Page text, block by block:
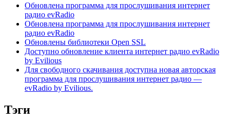
Обновлена программа для прослушивания интернет
радио evRadio
Обновлена программа для прослушивания интернет
радио evRadio
Обновлены библиотеки Open SSL
Доступно обновление клиента интернет радио evRadio
by Evilious
Для свободного скачивания доступна новая авторская
программа для прослушивания интернет радио —
evRadio by Evilious.
Тэги